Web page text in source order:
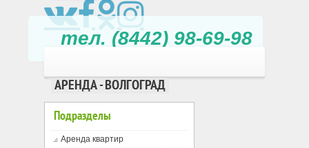
тел. (8442) 98-69-98
АРЕНДА - ВОЛГОГРАД
Подразделы
Аренда квартир